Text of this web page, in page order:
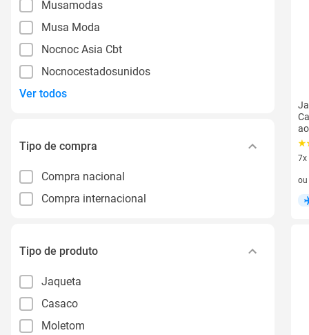
Musamodas
Musa Moda
Nocnoc Asia Cbt
Nocnocestadosunidos
Ver todos
Tipo de compra
Compra nacional
Compra internacional
Tipo de produto
Jaqueta
Casaco
Moletom
7x
7
ou